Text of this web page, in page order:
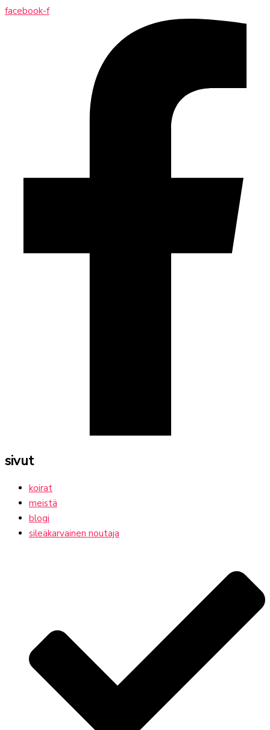
facebook-f
sivut
koirat
meistä
blogi
sileäkarvainen noutaja